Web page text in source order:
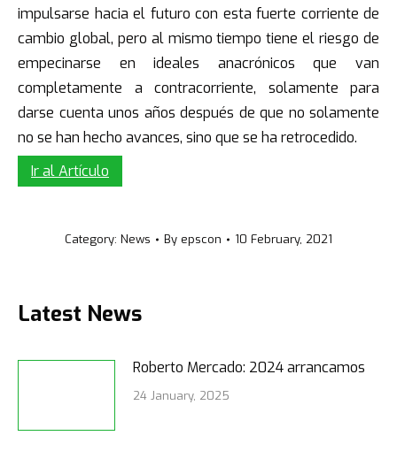
impulsarse hacia el futuro con esta fuerte corriente de
cambio global, pero al mismo tiempo tiene el riesgo de
empecinarse en ideales anacrónicos que van
completamente a contracorriente, solamente para
darse cuenta unos años después de que no solamente
no se han hecho avances, sino que se ha retrocedido.
Ir al Artículo
Category: News By epscon 10 February, 2021
Latest News
Roberto Mercado: 2024 arrancamos
24 January, 2025